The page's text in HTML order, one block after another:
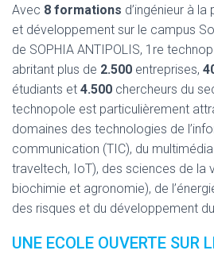
Avec 8 formations d’ingénieur à
et développement sur le campus
de SOPHIA ANTIPOLIS, 1re
abritant plus de 2.500 entreprises,
étudiants et 4.500 chercheurs du
technopole est particulièrement
domaines des technologies de
communication (TIC), du
traveltech, IoT), des sciences de la
biochimie et agronomie), de
des risques et du développement
UNE ECOLE OUVERTE SUR